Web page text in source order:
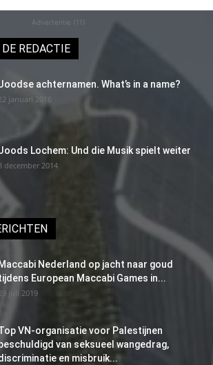
Advertentie (11)
REDACTIE
achternamen. What’s in a name?
januari 2016
Lochem: Und die Musik spielt weiter
december 2014
Maccabi Nederland op jacht naar goud
European Maccabi Games in...
juli 2019
VN-organisatie voor Palestijnen
beschuldigd van seksueel wangedrag,
en misbruik...